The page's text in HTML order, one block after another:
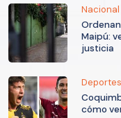
Nacional
Maipú:
justicia
cómo